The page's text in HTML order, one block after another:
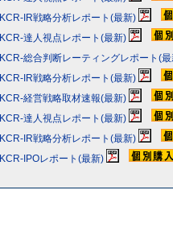
KCR-IR戦略分析レポート(最新)
KCR-達人視点レポート(最新)
KCR-総合判断レーティングレポート(
KCR-IR戦略分析レポート(最新)
KCR-経営戦略取材速報(最新)
KCR-達人視点レポート(最新)
KCR-IR戦略分析レポート(最新)
KCR-IPOレポート(最新)